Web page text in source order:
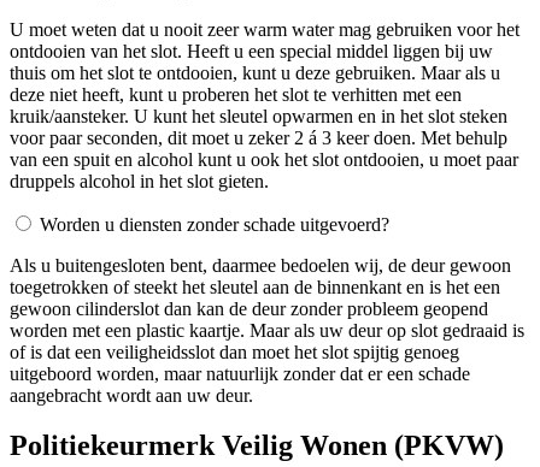
U moet weten dat u nooit zeer warm water mag gebruiken voor het
ontdooien van het slot. Heeft u een special middel liggen bij uw
thuis om het slot te ontdooien, kunt u deze gebruiken. Maar als u
deze niet heeft, kunt u proberen het slot te verhitten met een
kruik/aansteker. U kunt het sleutel opwarmen en in het slot steken
voor paar seconden, dit moet u zeker 2 á 3 keer doen. Met behulp
van een spuit en alcohol kunt u ook het slot ontdooien, u moet paar
druppels alcohol in het slot gieten.
Worden u diensten zonder schade uitgevoerd?
Als u buitengesloten bent, daarmee bedoelen wij, de deur gewoon
toegetrokken of steekt het sleutel aan de binnenkant en is het een
gewoon cilinderslot dan kan de deur zonder probleem geopend
worden met een plastic kaartje. Maar als uw deur op slot gedraaid is
of is dat een veiligheidsslot dan moet het slot spijtig genoeg
uitgeboord worden, maar natuurlijk zonder dat er een schade
aangebracht wordt aan uw deur.
Politiekeurmerk Veilig Wonen (PKVW)